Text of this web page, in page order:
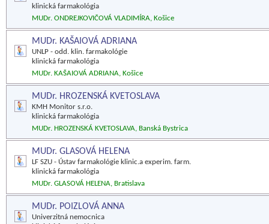
klinická farmakológia
MUDr. ONDREJKOVIČOVÁ VLADIMÍRA, Košice
MUDr. KAŠAIOVÁ ADRIANA
UNLP - odd. klin. farmakológie
klinická farmakológia
MUDr. KAŠAIOVÁ ADRIANA, Košice
MUDr. HROZENSKÁ KVETOSLAVA
KMH Monitor s.r.o.
klinická farmakológia
MUDr. HROZENSKÁ KVETOSLAVA, Banská Bystrica
MUDr. GLASOVÁ HELENA
LF SZU - Ústav farmakológie klinic.a experim. farm.
klinická farmakológia
MUDr. GLASOVÁ HELENA, Bratislava
MUDr. POIZLOVÁ ANNA
Univerzitná nemocnica